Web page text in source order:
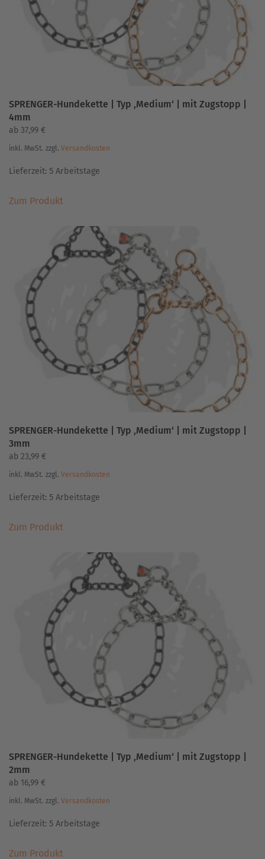
Produktseite
gewählt
werden
SPRENGER-Hundekette | Typ ‚Medium‘ | mit Zugstopp |
4mm
ab 37,99 €
inkl. MwSt. zzgl. Versandkosten
Lieferzeit: 5 Arbeitstage
Zum ProduktProdukt
mehrere
Varianten
auf.
Optionen
können
Produktseite
gewählt
werden
SPRENGER-Hundekette | Typ ‚Medium‘ | mit Zugstopp |
3mm
ab 23,99 €
inkl. MwSt. zzgl. Versandkosten
Lieferzeit: 5 Arbeitstage
Zum ProduktProdukt
mehrere
Varianten
auf.
Die
Optionen
Produktseite
gewählt
werden
SPRENGER-Hundekette | Typ ‚Medium‘ | mit Zugstopp |
2mm
ab 16,99 €
inkl. MwSt. zzgl. Versandkosten
Lieferzeit: 5 Arbeitstage
Zum ProduktProdukt